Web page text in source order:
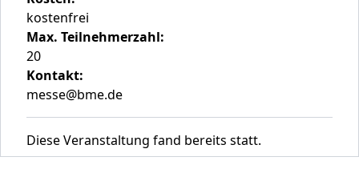
kostenfrei
Max. Teilnehmerzahl:
20
Kontakt:
messe@bme.de
Diese Veranstaltung fand bereits statt.